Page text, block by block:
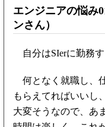
エンジニアの悩み
ンさん）
自分はSIerに勤務す
何となく就職し、
もらえてればいいし
大変そうなので、あ